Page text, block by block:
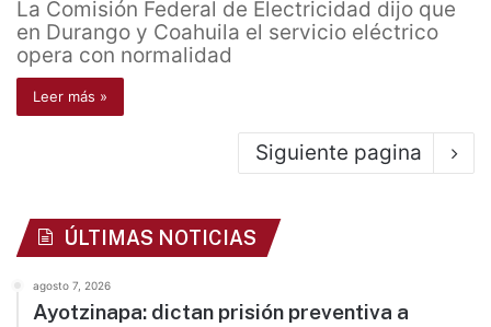
La Comisión Federal de Electricidad dijo que
en Durango y Coahuila el servicio eléctrico
opera con normalidad
Leer más »
Siguiente pagina
ÚLTIMAS NOTICIAS
agosto 7, 2026
Ayotzinapa: dictan prisión preventiva a